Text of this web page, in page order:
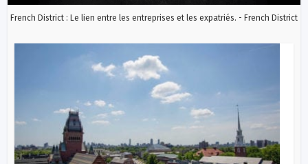
French District : Le lien entre les entreprises et les expatriés. - French District